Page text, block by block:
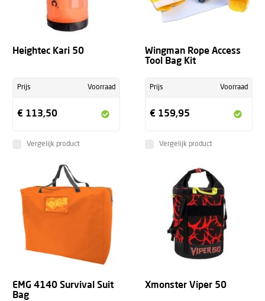
Heightec Kari 50
Prijs Voorraad
€ 113,50
Vergelijk product
Wingman Rope Access
Tool Bag Kit
Prijs Voorraad
€ 159,95
Vergelijk product
EMG 4140 Survival Suit
Bag
Xmonster Viper 50